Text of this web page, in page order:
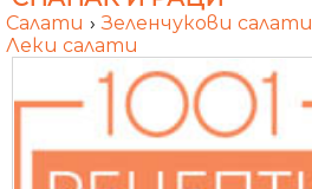
Салати › Зеленчукови салати
Леки салати